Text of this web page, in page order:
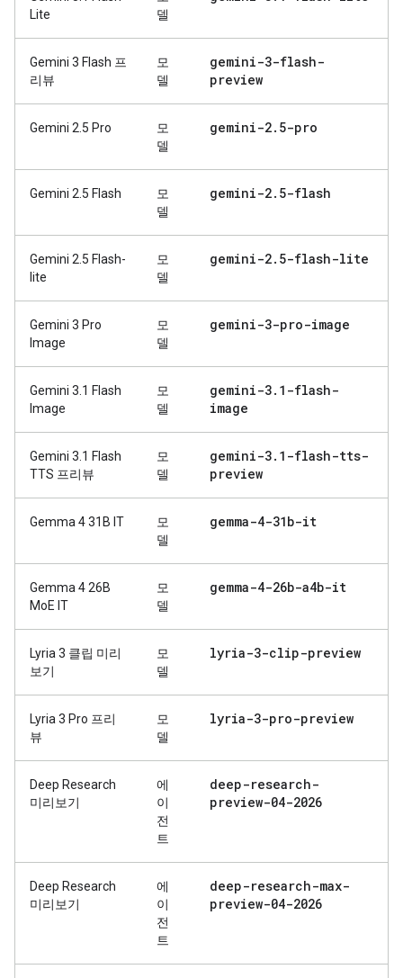
Lite
델
Gemini 3 Flash 프
리뷰
모
델
gemini-3-flash-
preview
Gemini 2.5 Pro
모
델
gemini-2. 5-pro
Gemini 2.5 Flash
모
델
gemini-2. 5-flash
Gemini 2.5 Flash-
lite
모
델
gemini-2. 5-flash-lite
Gemini 3 Pro
Image
모
델
gemini-3-pro-image
Gemini 3.1 Flash
Image
모
델
gemini-3. 1-flash-
image
Gemini 3.1 Flash
TTS 프리뷰
모
델
gemini-3. 1-flash-tts-
preview
Gemma 4 31B IT
모
델
gemma-4-31b-it
Gemma 4 26B
MoE IT
모
델
gemma-4-26b-a4b-it
Lyria 3 클립 미리
보기
모
델
lyria-3-clip-preview
Lyria 3 Pro 프리
뷰
모
델
lyria-3-pro-preview
Deep Research
미리보기
에
이
전
트
deep-research-
preview-04-2026
Deep Research
미리보기
에
이
전
트
deep-research-max-
preview-04-2026